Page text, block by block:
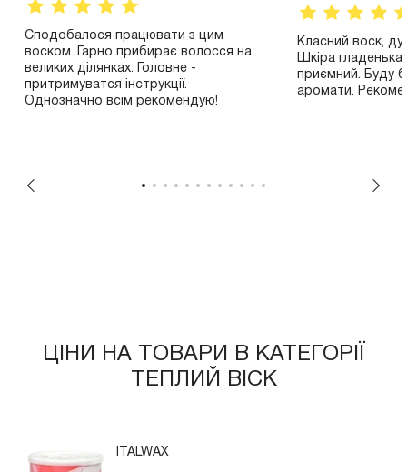
Сподобалося працювати з цим
воском. Гарно прибирає волосся на
великих ділянках. Головне -
притримуватся інструкції.
Однозначно всім рекомендую!
Класний воск,
Шкіра
приємний. Буду
аромати.
ЦІНИ НА ТОВАРИ В КАТЕГОРІЇ
ТЕПЛИЙ ВІСК
ITALWAX